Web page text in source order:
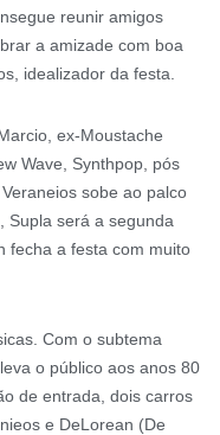
reunir amigos
a amizade com boa
idealizador da festa.
ex-Moustache
Wave, Synthpop, pós
sobe ao palco
Supla será a segunda
fecha a festa com muito
Com o subtema
o público aos anos 80
de entrada, dois carros
e DeLorean (De